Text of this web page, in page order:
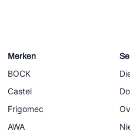
Merken
BOCK
Castel
Frigomec
AWA